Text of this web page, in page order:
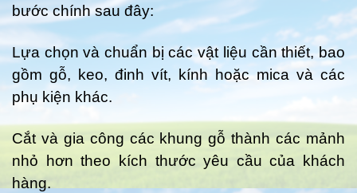
bước chính sau đây:
Lựa chọn và chuẩn bị các vật liệu cần thiết, bao
gồm gỗ, keo, đinh vít, kính hoặc mica và các
phụ kiện khác.
Cắt và gia công các khung gỗ thành các mảnh
nhỏ hơn theo kích thước yêu cầu của khách
hàng.